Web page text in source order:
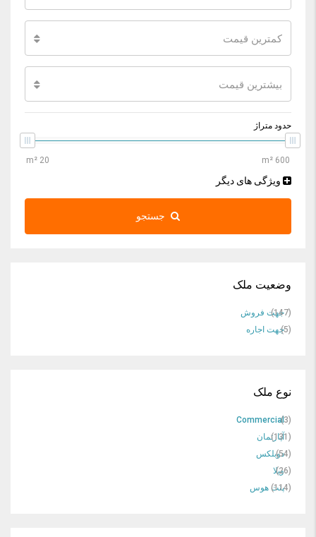
کمترین قیمت
بیشترین قیمت
حدود متراژ
ویژگی های دیگر
جستجو
وضعیت ملک
جهت فروش (147)
جهت اجاره (5)
نوع ملک
Commercial (3)
آپارتمان (131)
دوبلکس (54)
ویلا (26)
پنت هوس (114)